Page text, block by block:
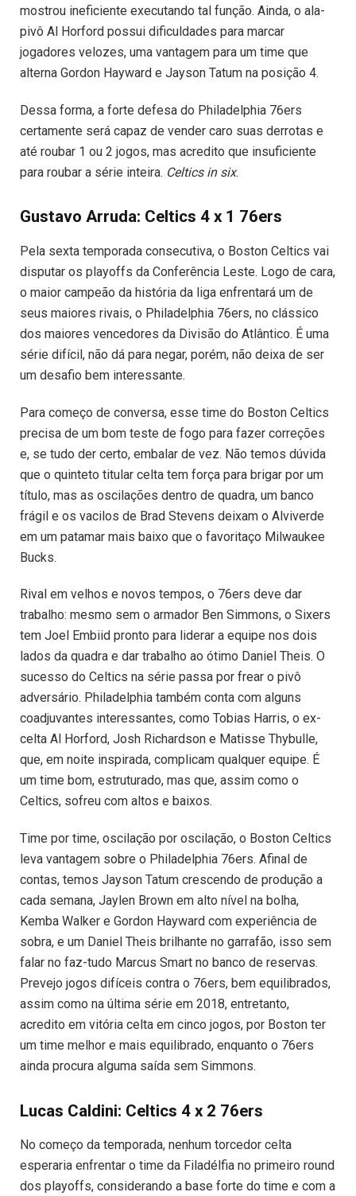
mostrou ineficiente executando tal função. Ainda, o ala-
pivô Al Horford possui dificuldades para marcar
jogadores velozes, uma vantagem para um time que
alterna Gordon Hayward e Jayson Tatum na posição 4.
Dessa forma, a forte defesa do Philadelphia 76ers
certamente será capaz de vender caro suas derrotas e
até roubar 1 ou 2 jogos, mas acredito que insuficiente
para roubar a série inteira. Celtics in six.
Gustavo Arruda: Celtics 4 x 1 76ers
Pela sexta temporada consecutiva, o Boston Celtics vai
disputar os playoffs da Conferência Leste. Logo de cara,
o maior campeão da história da liga enfrentará um de
seus maiores rivais, o Philadelphia 76ers, no clássico
dos maiores vencedores da Divisão do Atlântico. É uma
série difícil, não dá para negar, porém, não deixa de ser
um desafio bem interessante.
Para começo de conversa, esse time do Boston Celtics
precisa de um bom teste de fogo para fazer correções
e, se tudo der certo, embalar de vez. Não temos dúvida
que o quinteto titular celta tem força para brigar por um
título, mas as oscilações dentro de quadra, um banco
frágil e os vacilos de Brad Stevens deixam o Alviverde
em um patamar mais baixo que o favoritaço Milwaukee
Bucks.
Rival em velhos e novos tempos, o 76ers deve dar
trabalho: mesmo sem o armador Ben Simmons, o Sixers
tem Joel Embiid pronto para liderar a equipe nos dois
lados da quadra e dar trabalho ao ótimo Daniel Theis. O
sucesso do Celtics na série passa por frear o pivô
adversário. Philadelphia também conta com alguns
coadjuvantes interessantes, como Tobias Harris, o ex-
celta Al Horford, Josh Richardson e Matisse Thybulle,
que, em noite inspirada, complicam qualquer equipe. É
um time bom, estruturado, mas que, assim como o
Celtics, sofreu com altos e baixos.
Time por time, oscilação por oscilação, o Boston Celtics
leva vantagem sobre o Philadelphia 76ers. Afinal de
contas, temos Jayson Tatum crescendo de produção a
cada semana, Jaylen Brown em alto nível na bolha,
Kemba Walker e Gordon Hayward com experiência de
sobra, e um Daniel Theis brilhante no garrafão, isso sem
falar no faz-tudo Marcus Smart no banco de reservas.
Prevejo jogos difíceis contra o 76ers, bem equilibrados,
assim como na última série em 2018, entretanto,
acredito em vitória celta em cinco jogos, por Boston ter
um time melhor e mais equilibrado, enquanto o 76ers
ainda procura alguma saída sem Simmons.
Lucas Caldini: Celtics 4 x 2 76ers
No começo da temporada, nenhum torcedor celta
esperaria enfrentar o time da Filadélfia no primeiro round
dos playoffs, considerando a base forte do time e com a